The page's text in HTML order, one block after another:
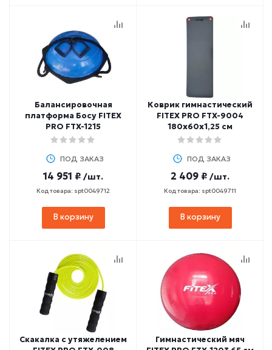
Балансировочная
платформа Босу FITEX
PRO FTX-1215
ПОД ЗАКАЗ
14 951 ₽ /шт.
Код товара: spt0049712
В корзину
Коврик гимнастический
FITEX PRO FTX-9004
180х60х1,25 см
ПОД ЗАКАЗ
2 409 ₽ /шт.
Код товара: spt0049711
В корзину
Скакалка с утяжелением
Гимнастический мяч